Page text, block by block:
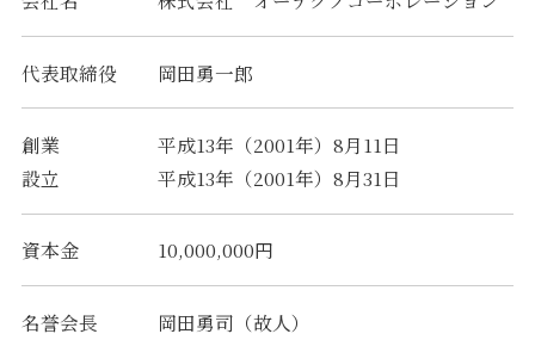
代表取締役 岡田勇一郎
創業
平成13年（2001年）8月11日
設立
平成13年（2001年）8月31日
資本金 10,000,000円
名誉会長
岡田勇司（故人）